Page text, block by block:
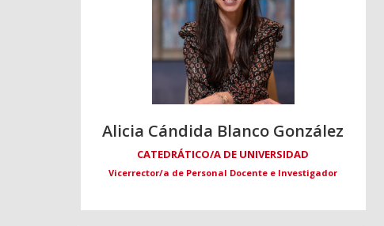
Alicia Cándida Blanco González
CATEDRÁTICO/A DE UNIVERSIDAD
Vicerrector/a de Personal Docente e Investigador